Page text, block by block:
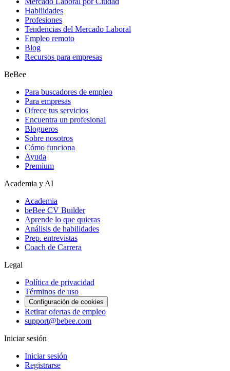
Habilidades
Profesiones
Tendencias del Mercado Laboral
Empleo remoto
Blog
Recursos para empresas
BeBee
Para buscadores de empleo
Para empresas
Ofrece tus servicios
Encuentra un profesional
Blogueros
Sobre nosotros
Cómo funciona
Ayuda
Premium
Academia y AI
Academia
beBee CV Builder
Aprende lo que quieras
Análisis de habilidades
Prep. entrevistas
Coach de Carrera
Legal
Política de privacidad
Términos de uso
Configuración de cookies
Retirar ofertas de empleo
support@bebee.com
Iniciar sesión
Iniciar sesión
Registrarse